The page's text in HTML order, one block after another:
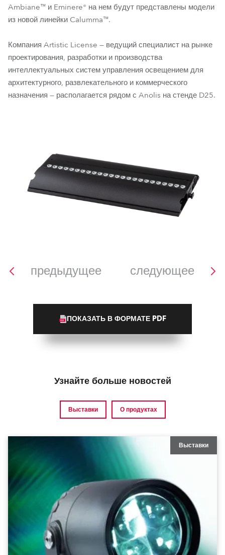
Ambiane™ и Eminere® на нем будут представлены модели
из новой линейки Calumma™.
Компания Artistic License — ведущий специалист на рынке
проектирования, разработки и производства
интеллектуальных систем управления освещением для
архитектурного, развлекательного и коммерческого
назначения — располагается рядом с Anolis на стенде D25.
предыдущее следующее
ПОКАЗАТЬ В ФОРМАТЕ PDF
Узнайте больше новостей
Выставки О продуктах
Выставки